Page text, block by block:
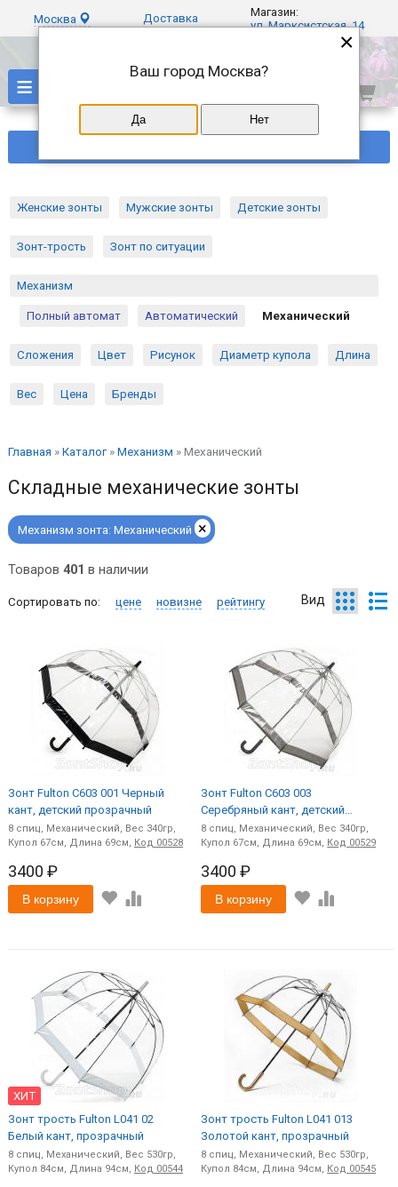
Москва Доставка
Магазин:
ул. Марксистская, 14
≡
Женские зонты Мужские зонты Детские зонты
Зонт-трость Зонт по ситуации
Механизм
Полный автомат Автоматический Механический
Сложения Цвет Рисунок Диаметр купола Длина
Вес Цена Бренды
Главная » Каталог» Механизм »Механический
Складные механические зонты
Механизм зонта: Механический ×
Товаров 401 в наличии
Вид
Сортировать по: цене новизне рейтингу
Зонт Fulton C603 001 Черный
кант, детский прозрачный
8спиц Механический
340
67
69 Код 00528
3400 ₽
В корзину
Зонт Fulton C603 003
Серебряный кант, детский
прозрачный
8 спиц Механический
340
67
69 Код 00529
3400 ₽
В корзину
ХИТ
Зонт трость Fulton L041 02
Белый кант, прозрачный
8спиц Механический
530
84
94 Код 00544
Зонт трость Fulton L041 013
Золотой кант, прозрачный
8 спиц Механический
530
84
94 Код 00545
×
Ваш город Москва?
Да Нет